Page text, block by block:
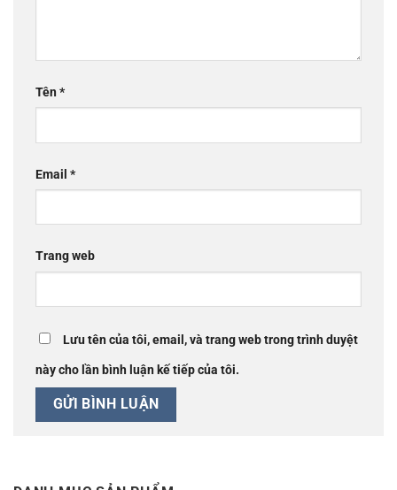
Tên*
Email *
Trang web
Lưu tên của tôi, email, và trang web trong trình duyệt
này cho lần bình luận kế tiếp của tôi.